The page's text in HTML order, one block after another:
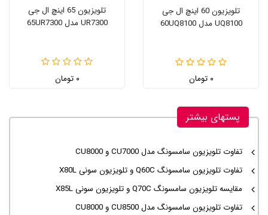
تلویزیون 60 اینچ ال جی
UQ8100 مدل 60UQ8100
۰ تومان
تلویزیون 65 اینچ ال جی
UR7300 مدل 65UR7300
۰ تومان
پستهای بیشتر
تفاوت تلویزیون سامسونگ مدل CU7000 و CU8000
تفاوت تلویزیون سامسونگ Q60C و تلویزیون سونی X80L
مقایسه تلویزیون سامسونگ Q70C و تلویزیون سونی X85L
تفاوت تلویزیون سامسونگ مدل CU8500 و CU8000